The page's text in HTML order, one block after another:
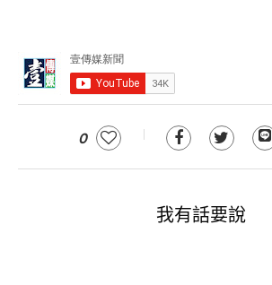
0
我有話要說